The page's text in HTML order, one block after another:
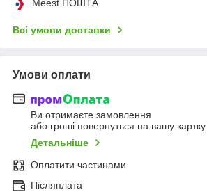
Meest ПОШТА
Всі умови доставки
Умови оплати
Ви отримаєте замовлення
або гроші повернуться на вашу картку
Детальніше
Оплатити частинами
Післяплата